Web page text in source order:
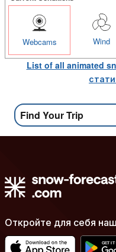
Wind
Webcams
List of all animated
Find Your Trip
Откройте для себя